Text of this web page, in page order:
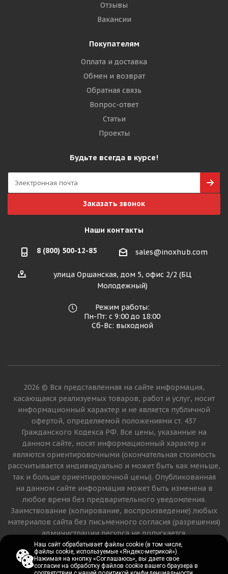
Отзывы
Вакансии
Покупателям
Оплата и доставка
Обмен и возврат
Обратная связь
Вопрос-ответ
Статьи
Проекты
Будьте всегда в курсе!
Заказать звонок
Наши контакты
8 (800) 500-12-85 sales@inoxhub.com
улица Оршанская, дом 5, офис 2/2 (БЦ
Молодежный)
Режим работы:
Пн-Пт: с 9:00 до 18:00
Сб-Вс: выходной
2026 © Вся представленная на сайте информация,
касающаяся реализуемых товаров, работ и услуг, носит
информационный характер и не является публичной
офертой, определяемой положениями ст. 437
Гражданского Кодекса РФ. Все цены, указанные на
данном сайте, носят информационный характер и
являются ориентировочными (окончательная стоимость
рассчитывается индивидуально и может быть как меньше,
так и больше ориентировочной цены). Опубликованная
на данном сайте информация может быть изменена в
любое время без предварительного уведомления.
Заимствование (копирование, воспроизведение) любых
материалов сайта без письменного согласия (разрешения)
администрации ресурса не допускается.
Версия для печати
Наш сайт обрабатывает файлы cookie (в том числе,
файлы cookie, используемые «Яндекс-метрикой»).
Нажимая на кнопку «Соглашаюсь», вы даете свое
согласие на обработку файлов cookie вашего браузера в
Наш сайт обрабатывает файлы cookie (в том числе,
файлы cookie, используемые «Яндекс-метрикой»).
Нажимая на кнопку «Соглашаюсь», вы даете свое
согласие на обработку файлов cookie вашего браузера в